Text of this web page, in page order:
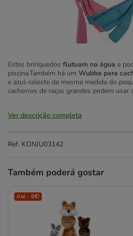
Estes brinquedos flutuam na água e
piscina.Também há um Wubba para
e azul-celeste da mesma medida do
cachorros de raças grandes podem
Ver descrição completa
Ref. KONJU03142
Também poderá gostar
Até - 8€!